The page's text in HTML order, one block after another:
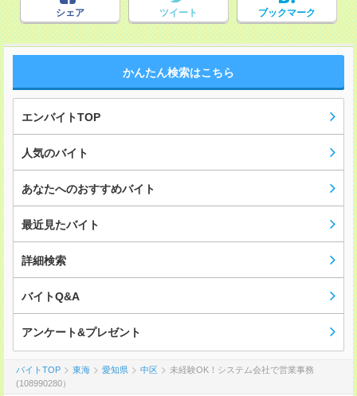
シェア ツイート ブックマーク
かんたん検索はこちら
エンバイトTOP
人気のバイト
あなたへのおすすめバイト
最近見たバイト
詳細検索
バイトQ&A
アンケート&プレゼント
バイトTOP 東海 愛知県 中区
未経験OK！システム会社で営業事務
(108990280）